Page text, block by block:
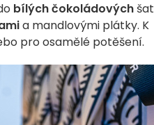
bílých čokoládových
a mandlovými plátky. K
pro osamělé potěšení.